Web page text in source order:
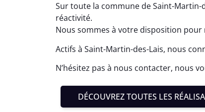
Sur toute la commune de Saint-
réactivité.
Nous sommes à votre disposition
Actifs à Saint-Martin-des-Lais, nous
N’hésitez pas à nous contacter, nous
DÉCOUVREZ TOUTES LES